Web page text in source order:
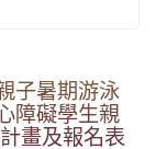
子暑期游泳
障礙學生親
畫及報名表